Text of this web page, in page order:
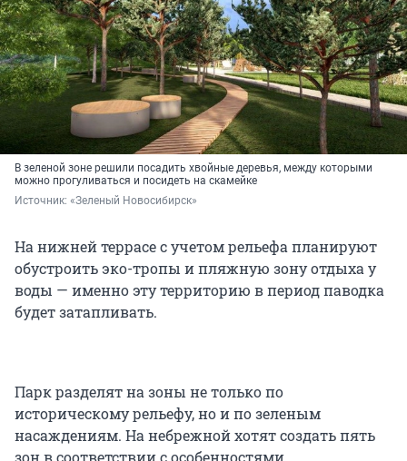
В зеленой зоне решили посадить хвойные деревья, между которыми
можно прогуливаться и посидеть на скамейке
Источник: «Зеленый Новосибирск»
На нижней террасе с учетом рельефа планируют
обустроить эко-тропы и пляжную зону отдыха у
воды — именно эту территорию в период паводка
будет затапливать.
Парк разделят на зоны не только по
историческому рельефу, но и по зеленым
насаждениям. На небрежной хотят создать пять
зон в соответствии с особенностями